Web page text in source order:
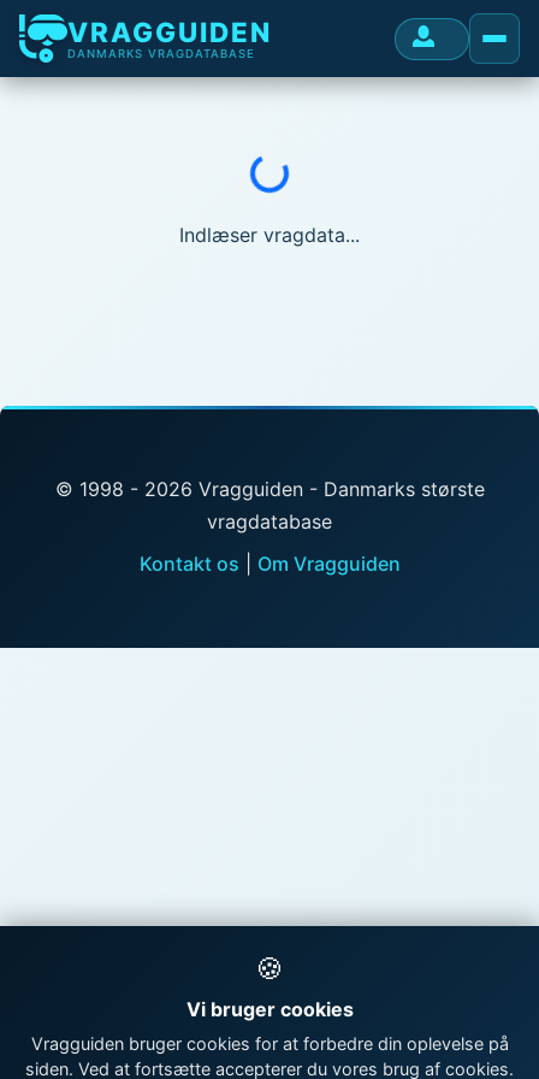
VRAGGUIDEN
DANMARKS VRAGDATABASE
Indlæser...
Indlæser vragdata...
© 1998 - 2026 Vragguiden - Danmarks største
vragdatabase
Kontakt os
Om Vragguiden
🍪
Vi bruger cookies
Vragguiden bruger cookies for at forbedre din oplevelse på
siden. Ved at fortsætte accepterer du vores brug af cookies.